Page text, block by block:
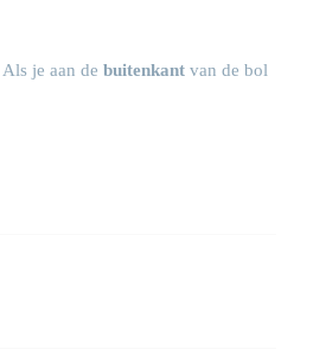
je aan de buitenkant van de bol